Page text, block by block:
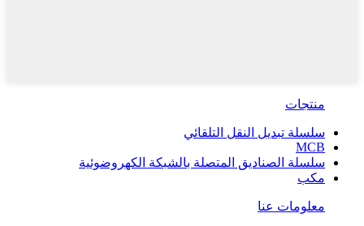
منتجات
سلسلة تبديل النقل التلقائي
MCB
سلسلة الصناديق المتصلة بالشبكة الكهروضوئية
مكب
معلومات عنا